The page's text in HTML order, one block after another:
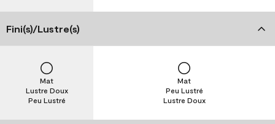
Fini(s)/Lustre(s)
Peu Lustré
Lustre Doux
Mat
Lustre Doux
Peu Lustré
Mat